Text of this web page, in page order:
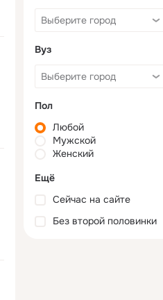
Вуз
Пол
Любой
Мужской
Женский
Ещё
Сейчас на сайте
Без второй половинки